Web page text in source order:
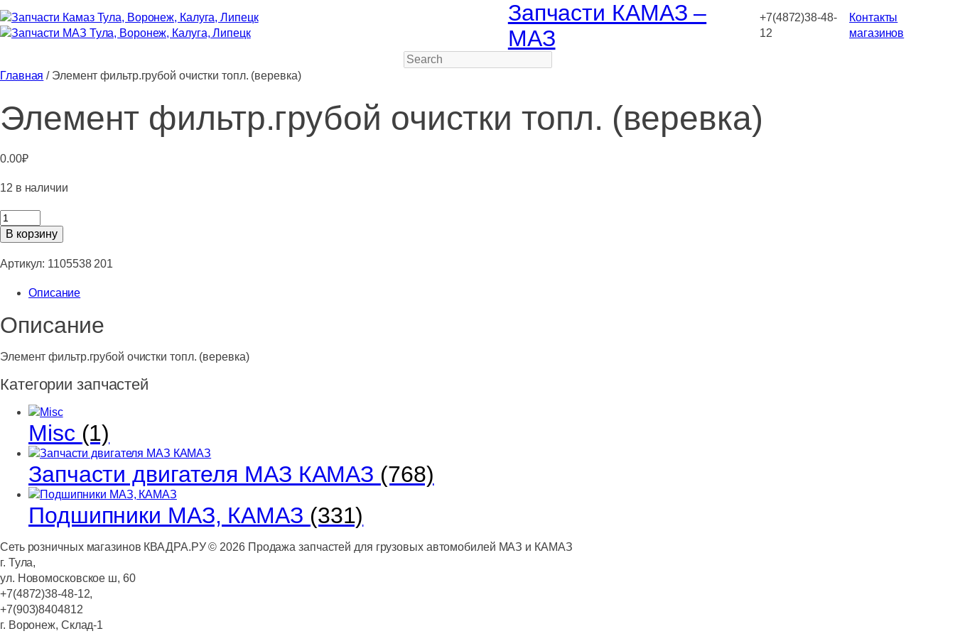
Запчасти КАМАЗ –
МАЗ
+7(4872)38-48-
12
Контакты
магазинов
Search
Главная / Элемент фильтр.грубой очистки топл. (веревка)
Элемент фильтр.грубой очистки топл. (веревка)
0.00₽
12 в наличии
Количество
товара
фильтр.грубой
топл.
В корзину
Артикул: 1105538 201
Описание
Описание
Элемент фильтр.грубой очистки топл. (веревка)
Категории запчастей
Misc (1)
Запчасти двигателя МАЗ КАМАЗ (768)
Подшипники МАЗ, КАМАЗ (331)
Сеть розничных магазинов КВАДРА.РУ © 2026Продажа запчастей для грузовых автомобилей МАЗ и КАМАЗ
г. Тула,
ул. Новомосковское ш, 60
+7(4872)38-48-12,
+7(903)8404812
г. Воронеж, Склад-1